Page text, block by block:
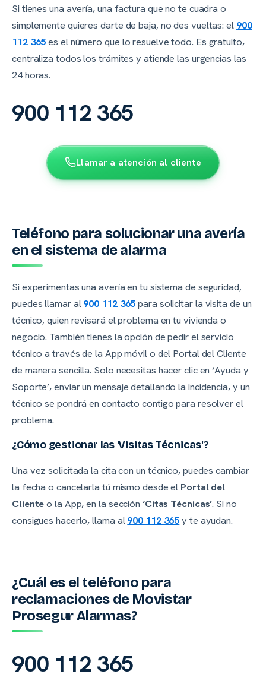
Si tienes una avería, una factura que no te cuadra o
simplemente quieres darte de baja, no des vueltas: el 900
112 365es el número que lo resuelve todo. Es gratuito,
centraliza todos los trámites y atiende las urgencias las
24 horas.
900 112 365
Llamar a atención al cliente
Teléfono para solucionar una avería
en el sistema de alarma
Si experimentas una avería en tu sistema de seguridad,
puedes llamar al900 112 365para solicitar la visita de un
técnico, quien revisará el problema en tu vivienda o
negocio. También tienes la opción de pedir el servicio
técnico a través de la App móvil o del Portal del Cliente
de manera sencilla. Solo necesitas hacer clic en ‘Ayuda y
Soporte’, enviar un mensaje detallando la incidencia, y un
técnico se pondrá en contacto contigo para resolver el
problema.
¿Cómo gestionar las 'Visitas Técnicas'?
Una vez solicitada la cita con un técnico, puedes cambiar
la fecha o cancelarla tú mismo desde el Portal del
Clienteo la App, en la sección ‘Citas Técnicas’. Si no
consigues hacerlo, llama al900 112 365y te ayudan.
¿Cuál es el teléfono para
reclamaciones de Movistar
Prosegur Alarmas?
900 112 365